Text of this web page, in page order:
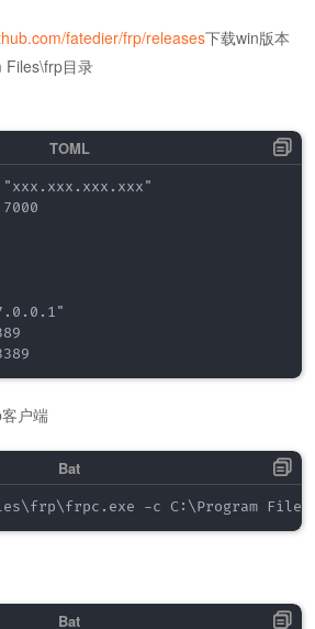
fatedier/frp/releases下载win版本
Files\frp目录
"xxx.xxx.xxx.xxx"
户端